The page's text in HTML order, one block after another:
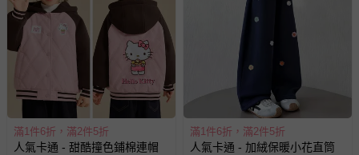
滿1件6折，滿2件5折
人氣卡通 - 甜酷撞色鋪棉連帽
滿1件6折，滿2件5折
人氣卡通 - 加絨保暖小花直筒